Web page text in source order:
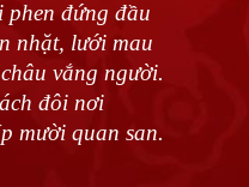
phen đứng đầu
nhặt, lưới mau
vắng người.
đôi nơi
mười quan san.